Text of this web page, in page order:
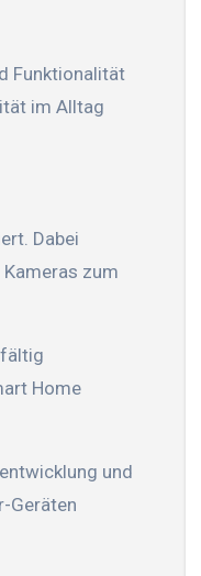
Funktionalität
im Alltag
Dabei
zum
Home
und
Geräten